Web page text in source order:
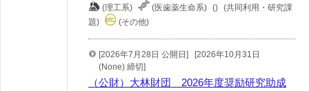
(理工系) (医歯薬生命系) () (共同利用・研究課
題)
(その他)
[2026年7月28日 公開日]
[2026年10月31日
(None) 締切]
（公財）大林財団 2026年度奨励研究助成